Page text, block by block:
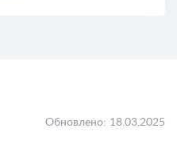
Обновлено: 18.03.2025